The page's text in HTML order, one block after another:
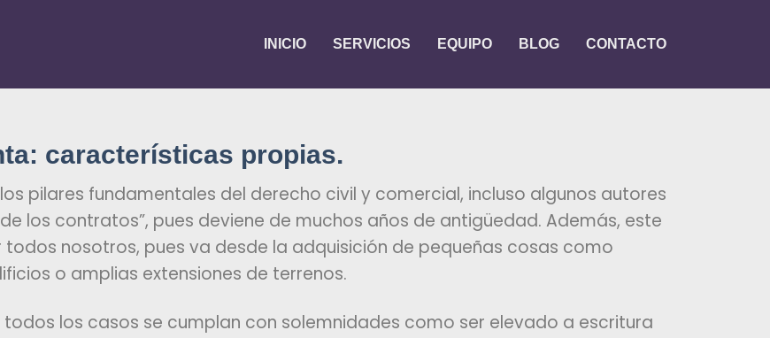
INICIO SERVICIOS EQUIPO BLOG CONTACTO
características propias.
pilares fundamentales del derecho civil y comercial, incluso algunos autores
los contratos”, pues deviene de muchos años de antigüedad. Además, este
nosotros, pues va desde la adquisición de pequeñas cosas como
o amplias extensiones de terrenos.
todos los casos se cumplan con solemnidades como ser elevado a escritura